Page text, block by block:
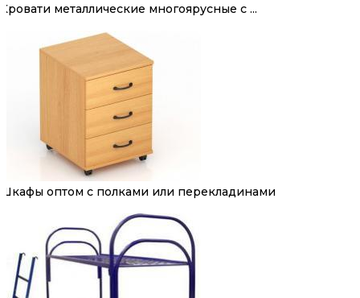
Кровати металлические многоярусные с ...
Шкафы оптом с полками или перекладинами